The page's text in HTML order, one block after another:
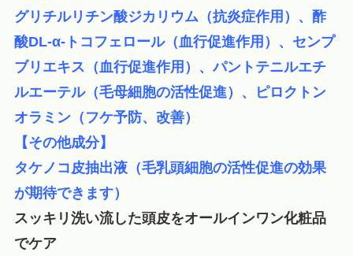
グリチルリチン酸ジカリウム （抗炎症作用）、 酢
酸DL-α-トコフェロール（血行促進作用）、センプ
ブリエキス（血行促進作用）、パントテニルエチ
ルエーテル（毛母細胞の活性促進）、ピロクトン
オラミン（フケ予防、改善）
【その他成分】
タケノコ皮抽出液（毛乳頭細胞の活性促進の効果
が期待できます）
スッキリ洗い流した頭皮をオールインワン化粧品
でケア